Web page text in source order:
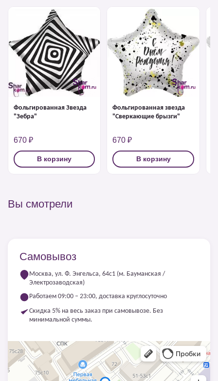
Фольгированная Звезда
"Зебра"
670 ₽
В корзину
Фольгированная звезда
"Сверкающие брызги"
670 ₽
В корзину
Вы смотрели
Самовывоз
Москва, ул. Ф. Энгельса, 64с1 (м. Бауманская /
Электрозаводская)
Работаем 09:00 – 23:00, доставка круглосуточно
Скидка 5% на весь заказ при самовывозе. Без
минимальной суммы.